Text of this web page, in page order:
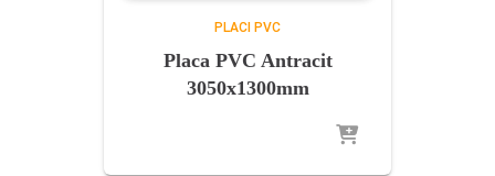
PLACI PVC
Placa PVC Antracit
3050x1300mm